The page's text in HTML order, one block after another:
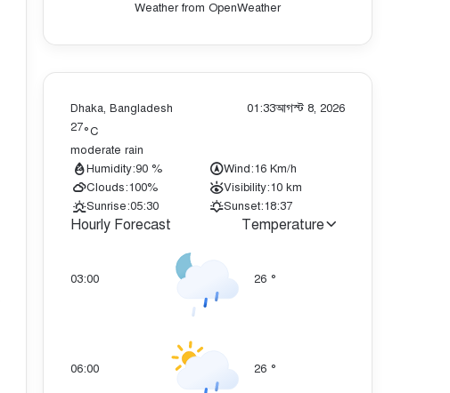
Weather from OpenWeather
Dhaka, Bangladesh 01:33আগস্ট 8, 2026
27°C
moderate rain
Humidity:90 % Wind:16 Km/h
Clouds:100% Visibility:10 km
Sunrise:05:30 Sunset:18:37
Hourly Forecast Temperature
03:00 26 °
06:00 26 °